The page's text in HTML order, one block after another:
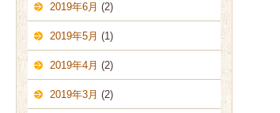
2019年6月 (2)
2019年5月 (1)
2019年4月 (2)
2019年3月 (2)